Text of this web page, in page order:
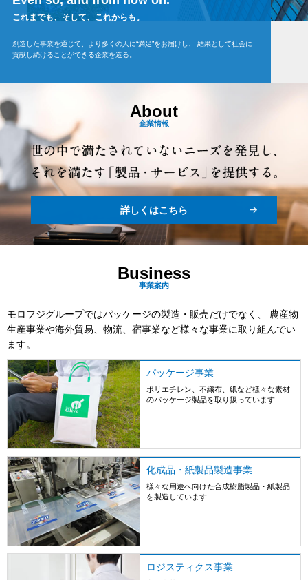
これまでも、そして、これからも。
創造した事業を通じて、より多くの人に“満足”をお届けし、
結果として社会に
貢献し続けることができる企業を造る。
About
企業情報
詳しくはこちら
Business
事業案内
モロフジグループではパッケージの製造・販売だけでなく、
農産物
生産事業や海外貿易、物流、宿事業など様々な事業に取り組んでい
ます。
パッケージ事業
ポリエチレン、不織布、紙など様々な素材
のパッケージ製品を取り扱っています
詳しくはこちら
化成品・紙製品製造事業
様々な用途へ向けた合成樹脂製品・紙製品
を製造しています
詳しくはこちら
ロジスティクス事業